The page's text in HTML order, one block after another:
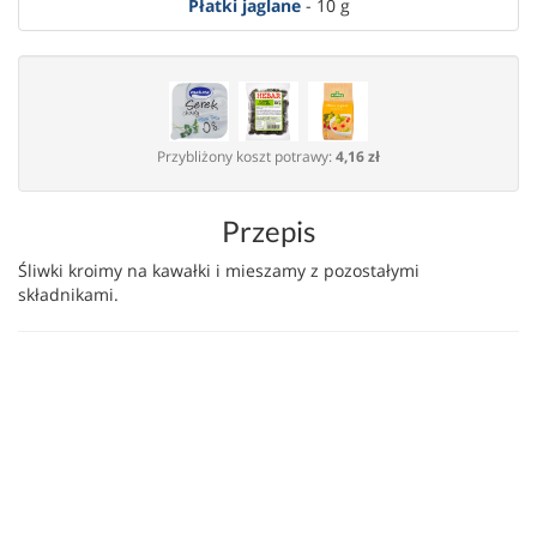
Płatki jaglane- 10 g
Przybliżony koszt potrawy:4,16 zł
Przepis
Śliwki kroimy na kawałki i mieszamy z pozostałymi
składnikami.